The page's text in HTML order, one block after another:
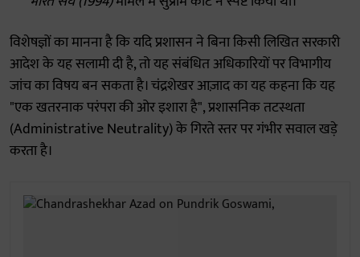
विशेषज्ञों का मानना है कि यदि प्रशासन ने बिना किसी लिखित सरकारी
आदेश के यह सलामी दी है, तो यह संबंधित अधिकारियों पर विभागीय
जांच का विषय बन सकता है। चंद्रशेखर आज़ाद का यह कहना कि यह
"एक खतरनाक परंपरा की ओर इशारा है", प्रशासनिक तटस्थता
(Administrative Neutrality) के गिरते स्तर पर गंभीर सवाल खड़े
करता है।